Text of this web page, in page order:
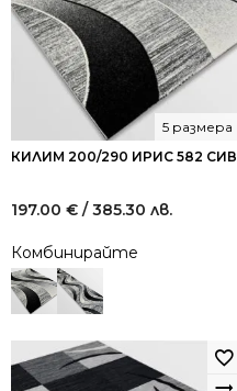
КИЛИМ 200/290 ИРИС 582 СИВ
5 размера
197.00 € / 385.30 лв.
Комбинирайте